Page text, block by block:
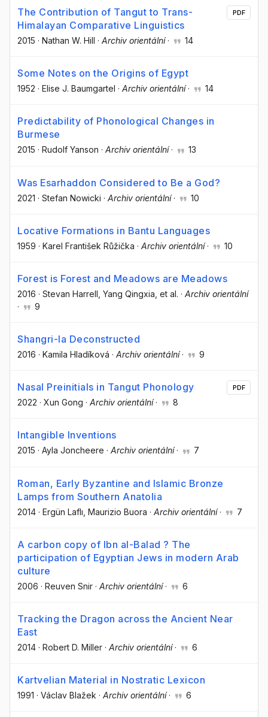
The Contribution of Tangut to Trans-
Himalayan Comparative Linguistics
2015 · Nathan W. Hill · Archiv orientální· 14
PDF
Some Notes on the Origins of Egypt
1952 · Elise J. Baumgartel · Archiv orientální· 14
Predictability of Phonological Changes in
Burmese
2015 · Rudolf Yanson · Archiv orientální· 13
Was Esarhaddon Considered to Be a God?
2021 · Stefan Nowicki · Archiv orientální· 10
Locative Formations in Bantu Languages
1959 · Karel František Růžička · Archiv orientální· 10
Forest is Forest and Meadows are Meadows
2016 · Stevan Harrell , Yang Qingxia , et al. · Archiv orientální
·
9
Shangri-la Deconstructed
2016 · Kamila Hladíková · Archiv orientální· 9
Nasal Preinitials in Tangut Phonology
2022 · Xun Gong · Archiv orientální· 8
PDF
Intangible Inventions
2015 · Ayla Joncheere · Archiv orientální· 7
Roman, Early Byzantine and Islamic Bronze
Lamps from Southern Anatolia
2014 · Ergün Laflı , Maurizio Buora · Archiv orientální· 7
A carbon copy of Ibn al-Balad ? The
participation of Egyptian Jews in modern Arab
culture
2006 · Reuven Snir · Archiv orientální· 6
Tracking the Dragon across the Ancient Near
East
2014 · Robert D. Miller · Archiv orientální· 6
Kartvelian Material in Nostratic Lexicon
1991 · Václav Blažek · Archiv orientální· 6